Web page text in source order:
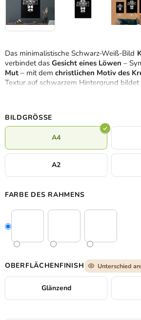
Das minimalistische Schwarz-Weiß-Bild
verbindet das Gesicht eines Löwen –
Mut – mit dem christlichen Motiv des
Textur auf schwarzem Hintergrund bildet
Details des Ausdrucks
spirituelles Werk
BILDGRÖSSE
A4
A2
FARBE DES RAHMENS
OBERFLÄCHENFINISH Unterschied
Glänzend